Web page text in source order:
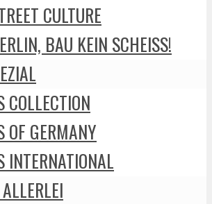
CULTURE
BAU KEIN SCHEISS!
COLLECTION
OF GERMANY
INTERNATIONAL